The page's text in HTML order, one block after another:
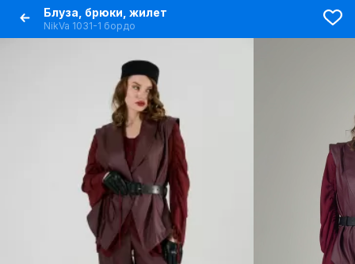
Блуза, брюки, жилет
NikVa 1031-1 бордо